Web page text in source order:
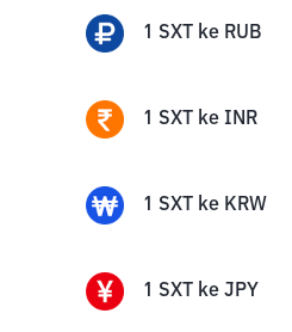
1 SXT ke RUB
1 SXT ke INR
1 SXT ke KRW
1 SXT ke JPY